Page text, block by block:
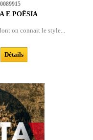
E POËSIA
on connait le style...
Détails